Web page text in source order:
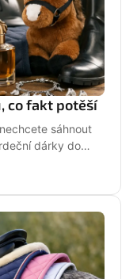
co fakt potěší
sáhnout
dárky do